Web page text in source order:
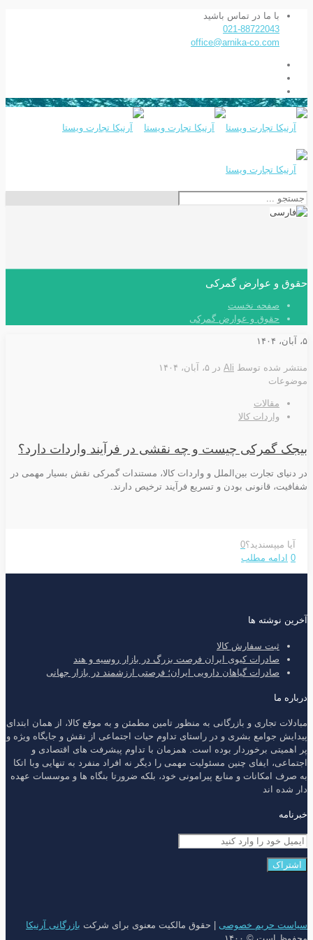
با ما در تماس باشید
021-88722043
office@arnika-co.com
حقوق و عوارض گمرکی
صفحه نخست
حقوق و عوارض گمرکی
۵، آبان، ۱۴۰۴
منتشر شده توسط Ali در ۵، آبان، ۱۴۰۴
موضوعات
مقالات
واردات کالا
بیجک گمرکی چیست و چه نقشی در فرآیند واردات دارد؟
در دنیای تجارت بین‌الملل و واردات کالا، مستندات گمرکی نقش بسیار مهمی در
شفافیت، قانونی بودن و تسریع فرآیند ترخیص دارند.
آیا میپسندید؟0
0 ادامه مطلب
آخرین نوشته ها
ثبت سفارش کالا
صادرات کیوی ایران فرصت بزرگ در بازار روسیه و هند
صادرات گیاهان دارویی ایران؛ فرصتی ارزشمند در بازار جهانی
درباره ما
مبادلات تجاری و بازرگانی به منظور تامین مطمئن و به موقع کالا، از همان ابتدای
پیدایش جوامع بشری و در راستای تداوم حیات اجتماعی از نقش و جایگاه ویژه و
پر اهمیتی برخوردار بوده است. همزمان با تداوم پیشرفت های اقتصادی و
اجتماعی، ایفای چنین مسئولیت مهمی را دیگر نه افراد منفرد به تنهایی وبا اتکا
به صرف امکانات و منابع پیرامونی خود، بلکه ضرورتا بنگاه ها و موسسات عهده
دار شده اند
خبرنامه
سیاست حریم خصوصی | حقوق مالکیت معنوی برای شرکت بازرگانی آرنیکا